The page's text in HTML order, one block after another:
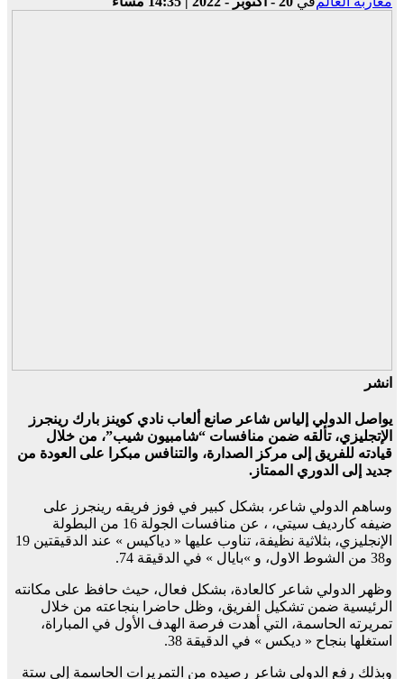
انشر
يواصل الدولي إلياس شاعر صانع ألعاب نادي كوينز بارك رينجرز
الإتجليزي، تألقه ضمن منافسات “شامبيون شيب”، من خلال
قيادته للفريق إلى مركز الصدارة، والتنافس مبكرا على العودة من
جديد إلى الدوري الممتاز.
وساهم الدولي شاعر، بشكل كبير في فوز فريقه رينجرز على
ضيفه كارديف سيتي، ، عن منافسات الجولة 16 من البطولة
الإنجليزي، بثلاثية نظيفة، تناوب عليها « دياكيس » عند الدقيقتين 19
و38 من الشوط الاول، و »بايال » في الدقيقة 74.
وظهر الدولي شاعر كالعادة، بشكل فعال، حيث حافظ على مكانته
الرئيسية ضمن تشكيل الفريق، وظل حاضرا بنجاعته من خلال
تمريرته الحاسمة، التي أهدت فرصة الهدف الأول في المباراة،
استغلها بنجاح « ديكس » في الدقيقة 38.
وبذلك رفع الدولي شاعر رصيده من التمريرات الحاسمة إلى ستة